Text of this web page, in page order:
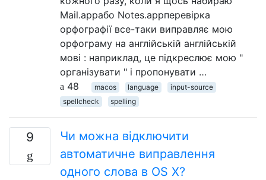
Mail.appабо Notes.appперевірка
орфографії все-таки виправляє мою
орфограму на англійській англійській
мові : наприклад, це підкреслює мою "
організувати " і пропонувати …
48
macos language
input-source
spellcheck
spelling
9
Чи можна відключити
автоматичне виправлення
одного слова в OS X?